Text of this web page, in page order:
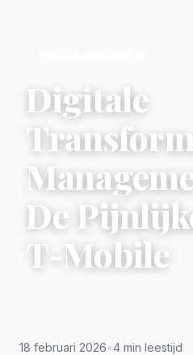
Digitale
De
T-Mobile
18 februari 2026•4 min leestijd